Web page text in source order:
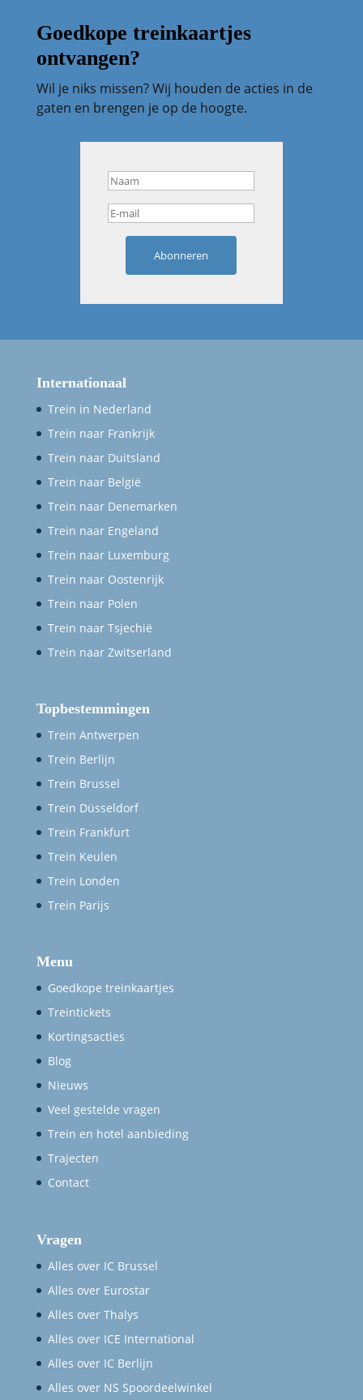
Goedkope treinkaartjes
ontvangen?
Wil je niks missen? Wij houden de acties in de
gaten en brengen je op de hoogte.
Abonneren
Internationaal
Trein in Nederland
Trein naar Frankrijk
Trein naar Duitsland
Trein naar België
Trein naar Denemarken
Trein naar Engeland
Trein naar Luxemburg
Trein naar Oostenrijk
Trein naar Polen
Trein naar Tsjechië
Trein naar Zwitserland
Topbestemmingen
Trein Antwerpen
Trein Berlijn
Trein Brussel
Trein Düsseldorf
Trein Frankfurt
Trein Keulen
Trein Londen
Trein Parijs
Menu
Goedkope treinkaartjes
Treintickets
Kortingsacties
Blog
Nieuws
Veel gestelde vragen
Trein en hotel aanbieding
Trajecten
Contact
Vragen
Alles over IC Brussel
Alles over Eurostar
Alles over Thalys
Alles over ICE International
Alles over IC Berlijn
Alles over NS Spoordeelwinkel